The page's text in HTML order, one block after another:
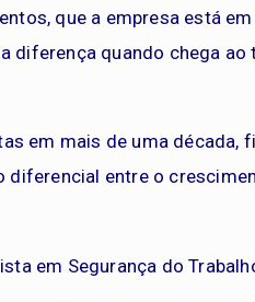
que a empresa está
diferença quando chega ao
em mais de uma década,
diferencial entre o
em Segurança do